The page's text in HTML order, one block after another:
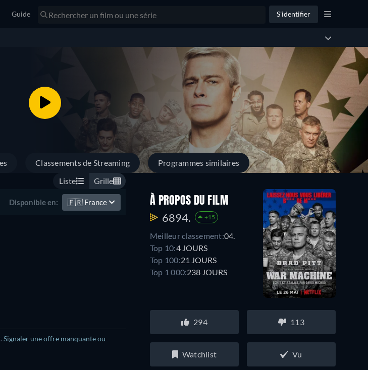
Guide S'identifier
Classements de Streaming Programmes similaires
Liste Grille
Disponible en: 🇫🇷 France
Signaler une offre manquante ou
À PROPOS DU FILM
6894. +15
Meilleur classement:04.
Top 10:4 JOURS
Top 100:21 JOURS
Top 1 000:238 JOURS
294 113
Watchlist Vu